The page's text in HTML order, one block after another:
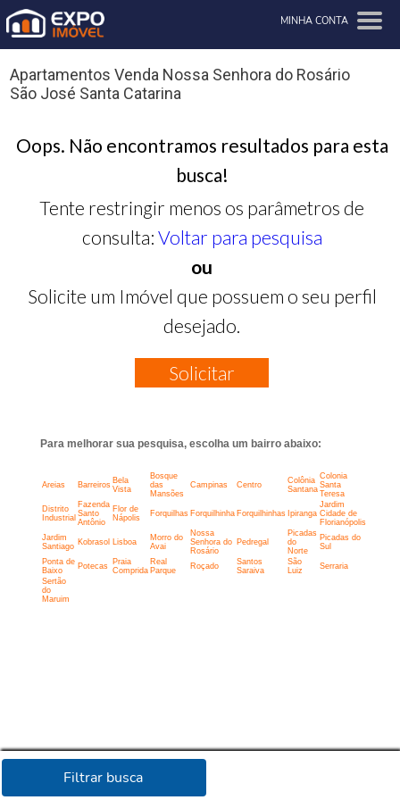
MINHA CONTA
Filtrar busca
Apartamentos Venda Nossa Senhora do Rosário
São José Santa Catarina
Oops. Não encontramos resultados para esta
busca!
Tente restringir menos os parâmetros de
consulta: Voltar para pesquisa
ou
Solicite um Imóvel que possuem o seu perfil
desejado.
Solicitar
Para melhorar sua pesquisa, escolha um bairro abaixo:
Areias Barreiros Bela
Vista
Bosque
das
Mansões
Campinas Centro
Colônia
Santana
Colonia
Santa
Teresa
Distrito
Industrial
Fazenda
Santo
Antônio
Flor de
Nápolis
Forquilhas Forquilhinha Forquilhinhas Ipiranga
Jardim
Cidade de
Florianópolis
Jardim
Santiago Kobrasol Lisboa
Morro do
Avai
Nossa
Senhora do
Rosário
Pedregal
Picadas
do
Norte
Picadas do
Sul
Ponta de
Baixo
Potecas
Praia
Comprida
Real
Parque
Roçado
Santos
Saraiva
São
Luiz
Serraria
Sertão
do
Maruim